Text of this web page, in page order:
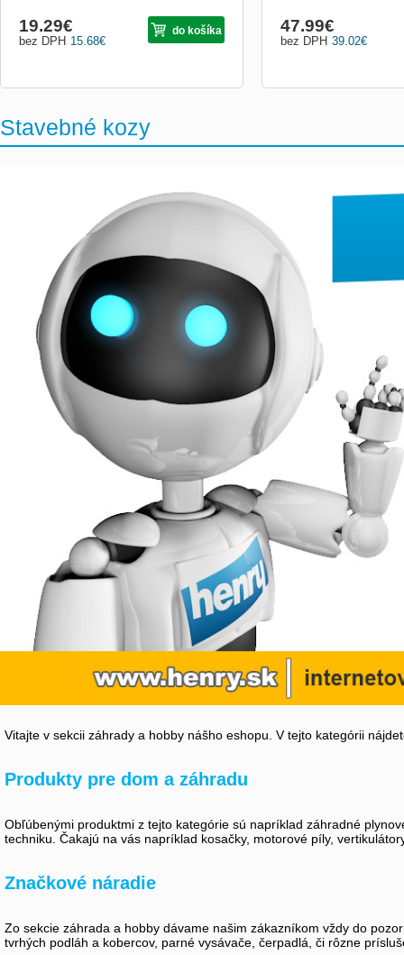
15.68€
bez DPH
19.29€ do košíka
39.02€
bez DPH
47.99€
Stavebné kozy
Vitajte v sekcii záhrady a hobby nášho eshopu. V tejto kategórii
Produkty pre dom a záhradu
Obľúbenými produktmi z tejto kategórie sú napríklad záhradné
techniku. Čakajú na vás napríklad kosačky, motorové píly,
Značkové náradie
Zo sekcie záhrada a hobby dávame našim zákazníkom vždy do
tvrhých podláh a kobercov, parné vysávače, čerpadlá, či rôzne